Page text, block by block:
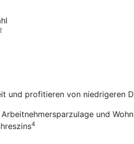
und profitieren von niedrigeren
und
4